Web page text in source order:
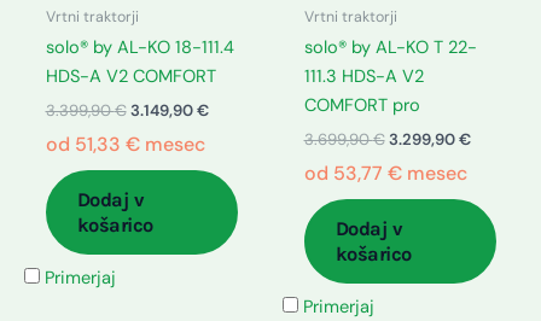
Vrtni traktorji
solo® by AL-KO 18-111.4
HDS-A V2 COMFORT
3.399,90€ 3.149,90€
od 51,33 €mesec
Dodaj v
košarico
Primerjaj
Vrtni traktorji
solo® by AL-KO T 22-
111.3 HDS-A V2
COMFORT pro
3.699,90€ 3.299,90€
od 53,77 €mesec
Dodaj v
košarico
Primerjaj